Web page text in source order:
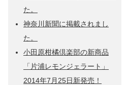
た。
神奈川新聞に掲載されまし
た。
小田原柑橘倶楽部の新商品
「片浦レモンジェラート」
2014年7月25日新発売！